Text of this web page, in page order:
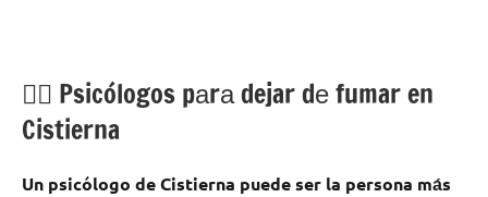
💁‍♂️ Psicólogos pаrа dejar dе fumar en
Cistierna
Un psicólogo dе Cistierna puede ser la persona mа́s